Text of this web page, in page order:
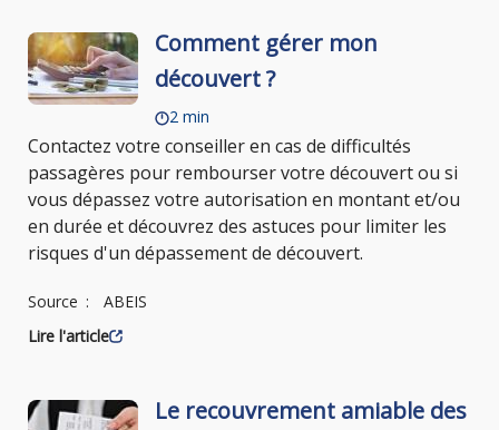
Comment gérer mon
découvert ?
2 min
Contactez votre conseiller en cas de difficultés
passagères pour rembourser votre découvert ou si
vous dépassez votre autorisation en montant et/ou
en durée et découvrez des astuces pour limiter les
risques d'un dépassement de découvert.
Source
ABEIS
Lire l'article
Le recouvrement amiable des